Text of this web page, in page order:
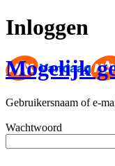
Inloggen
Mogelijk
Gebruikersnaam of e-
Wachtwoord